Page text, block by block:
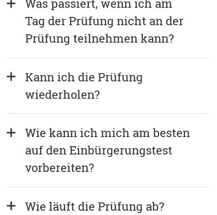
Was passiert, wenn ich am
Tag der Prüfung nicht an der
Prüfung teilnehmen kann?
Kann ich die Prüfung
wiederholen?
Wie kann ich mich am besten
auf den Einbürgerungstest
vorbereiten?
Wie läuft die Prüfung ab?